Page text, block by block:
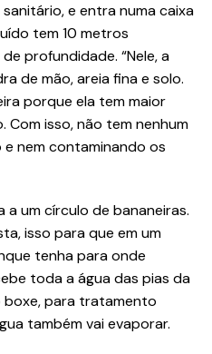
e entra numa caixa
tem 10 metros
profundidade. “Nele, a
de mão, areia fina e solo.
porque ela tem maior
isso, não tem nenhum
nem contaminando os
um círculo de bananeiras.
isso para que em um
tenha para onde
toda a água das pias da
boxe, para tratamento
também vai evaporar.